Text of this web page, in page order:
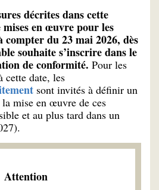
décrites dans cette
en œuvre pour les
compter du 23 mai 2026, dès
souhaite s’inscrire dans le
de conformité. Pour les
cette date, les
sont invités à définir un
mise en œuvre de ces
et au plus tard dans un
Attention